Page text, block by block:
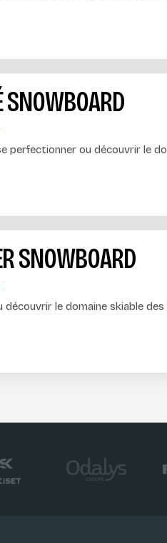
SNOWBOARD
perfectionner ou découvrir le
SNOWBOARD
le domaine skiable